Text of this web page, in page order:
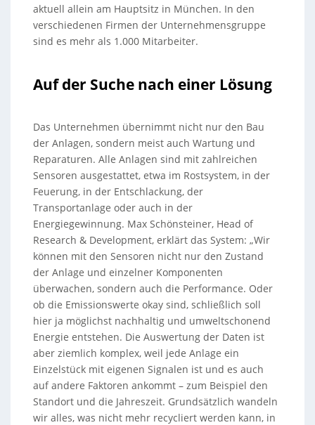
aktuell allein am Hauptsitz in München. In den
verschiedenen Firmen der Unternehmensgruppe
sind es mehr als 1.000 Mitarbeiter.
Auf der Suche nach einer Lösung
Das Unternehmen übernimmt nicht nur den Bau
der Anlagen, sondern meist auch Wartung und
Reparaturen. Alle Anlagen sind mit zahlreichen
Sensoren ausgestattet, etwa im Rostsystem, in der
Feuerung, in der Entschlackung, der
Transportanlage oder auch in der
Energiegewinnung. Max Schönsteiner, Head of
Research & Development, erklärt das System: „Wir
können mit den Sensoren nicht nur den Zustand
der Anlage und einzelner Komponenten
überwachen, sondern auch die Performance. Oder
ob die Emissionswerte okay sind, schließlich soll
hier ja möglichst nachhaltig und umweltschonend
Energie entstehen. Die Auswertung der Daten ist
aber ziemlich komplex, weil jede Anlage ein
Einzelstück mit eigenen Signalen ist und es auch
auf andere Faktoren ankommt – zum Beispiel den
Standort und die Jahreszeit. Grundsätzlich wandeln
wir alles, was nicht mehr recycliert werden kann, in